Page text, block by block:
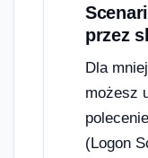
przez
Dla
możesz
(Logon